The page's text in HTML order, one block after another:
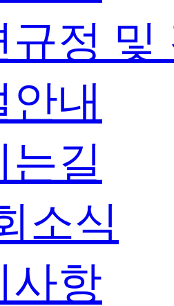
규정 및
안내
는길
소식
사항